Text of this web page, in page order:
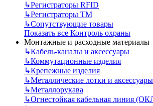
↳Регистраторы RFID
↳Регистраторы ТМ
↳Сопутствующие товары
Показать все Контроль охраны
Монтажные и расходные материалы
↳Кабель-каналы и аксессуары
↳Коммутационные изделия
↳Крепежные изделия
↳Металлические лотки и
↳Металлорукава
↳Огнестойкая кабельная линия